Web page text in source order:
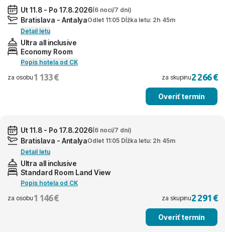
Ut 11.8 - Po 17.8.2026(6 nocí/7 dní)
Bratislava - AntalyaOdlet 11:05 Dĺžka letu: 2h 45m
Detail letu
Ultra all inclusive
Economy Room
Popis hotela od CK
za osobu 1 133 € za skupinu2 266 €
Overiť termín
Ut 11.8 - Po 17.8.2026(6 nocí/7 dní)
Bratislava - AntalyaOdlet 11:05 Dĺžka letu: 2h 45m
Detail letu
Ultra all inclusive
Standard Room Land View
Popis hotela od CK
za osobu 1 146 € za skupinu2 291 €
Overiť termín